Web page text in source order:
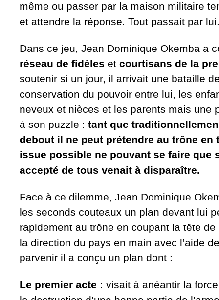
même ou passer par la maison militaire
et attendre la réponse. Tout passait par lui.
Dans ce jeu, Jean Dominique Okemba a
réseau de fidèles et courtisans de la
soutenir si un jour, il arrivait une bataille
conservation du pouvoir entre lui, les
neveux et nièces et les parents mais une
à son puzzle : tant que
debout il ne peut prétendre au trône en
issue possible ne pouvant se faire que
accepté de tous venait à disparaître.
Face à ce dilemme, Jean Dominique
les seconds couteaux un plan devant lui
rapidement au trône en coupant la tête
la direction du pays en main avec l’aide
parvenir il a conçu un plan dont :
Le premier acte : visait à anéantir la